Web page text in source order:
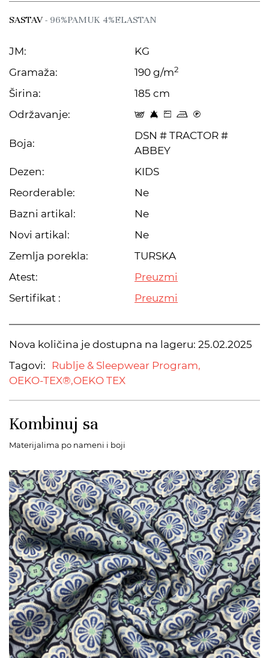
SASTAV- 96%PAMUK 4%ELASTAN
JM:
KG
Gramaža:
190 g/m2
Širina:
185 cm
Održavanje:
t 8 Z p C
Boja:
DSN # TRACTOR #
ABBEY
Dezen:
KIDS
Reorderable:
Ne
Bazni artikal:
Ne
Novi artikal:
Ne
Zemlja porekla:
TURSKA
Atest:
Preuzmi
Sertifikat :
Preuzmi
Nova količina je dostupna na lageru: 25.02.2025
Tagovi:
Rublje & Sleepwear Program,
OEKO-TEX®,OEKO TEX
Kombinuj sa
Materijalima po nameni i boji